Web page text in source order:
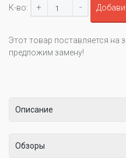
К-во: + -
Этот товар поставляется на
предложим замену!
Описание
Обзоры